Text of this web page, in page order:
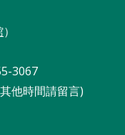
）
3067
他時間請留言)